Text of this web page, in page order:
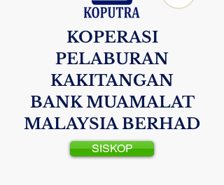
KOPERASI
PELABURAN
KAKITANGAN
BANK MUAMALAT
MALAYSIA BERHAD
SISKOP